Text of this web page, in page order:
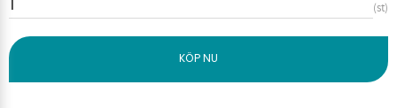
st